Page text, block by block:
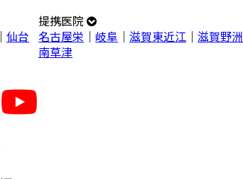
｜ 仙台
提携医院
名古屋栄 ｜岐阜 ｜滋賀東近江 ｜滋賀野洲
南草津